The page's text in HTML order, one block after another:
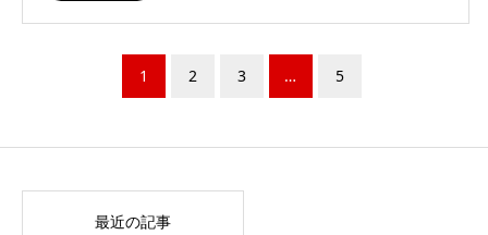
1 2 3 … 5
最近の記事